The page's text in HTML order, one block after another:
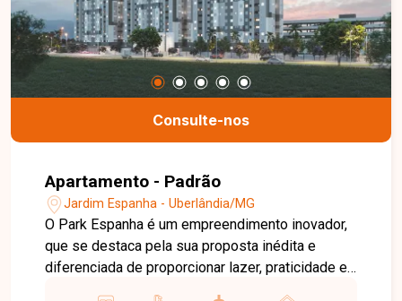
Consulte-nos
Apartamento - Padrão
Jardim Espanha - Uberlândia/MG
O Park Espanha é um empreendimento inovador,
que se destaca pela sua proposta inédita e
diferenciada de proporcionar lazer, praticidade e